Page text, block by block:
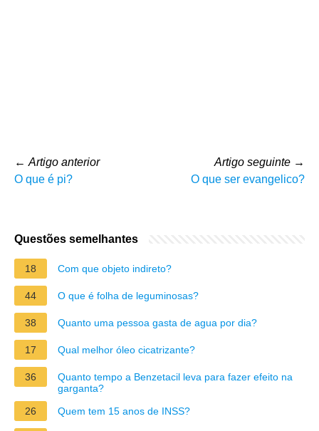
← Artigo anterior
O que é pi?
Artigo seguinte →
O que ser evangelico?
Questões semelhantes
18 Com que objeto indireto?
44 O que é folha de leguminosas?
38 Quanto uma pessoa gasta de agua por dia?
17 Qual melhor óleo cicatrizante?
36
Quanto tempo a Benzetacil leva para fazer efeito na
garganta?
26
Quem tem 15 anos de INSS?